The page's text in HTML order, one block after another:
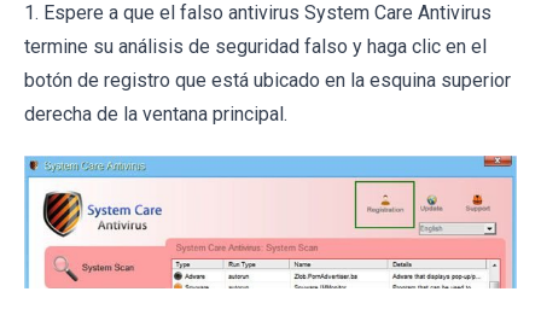
1. Espere a que el falso antivirus System Care Antivirus
termine su análisis de seguridad falso y haga clic en el
botón de registro que está ubicado en la esquina superior
derecha de la ventana principal.